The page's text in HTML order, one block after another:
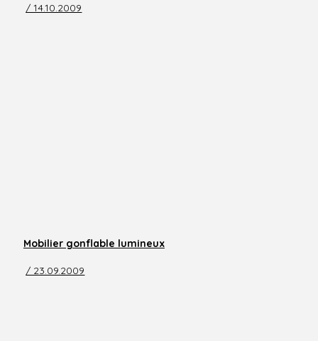
/ 14.10.2009
Mobilier gonflable lumineux
/ 23.09.2009